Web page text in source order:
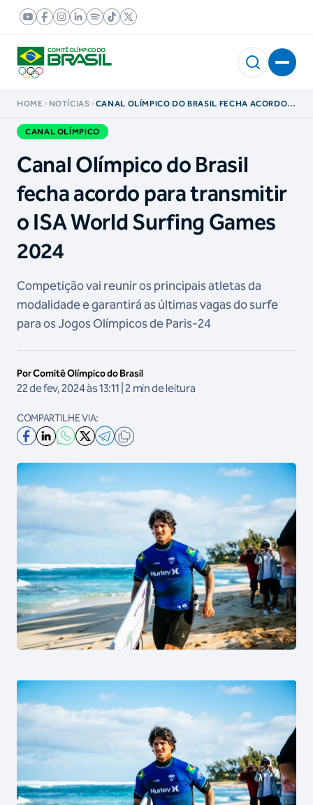
HOME NOTÍCIAS
CANAL OLÍMPICO DO BRASIL FECHA ACORDO
GAMES 2024
CANAL OLÍMPICO
Canal Olímpico do Brasil
fecha acordo para transmitir
o ISA World Surfing Games
2024
Competição vai reunir os principais atletas da
modalidade e garantirá as últimas vagas do surfe
para os Jogos Olímpicos de Paris-24
Por Comitê Olímpico do Brasil
22 de fev, 2024 às 13:11 | 2 min de leitura
COMPARTILHE VIA: